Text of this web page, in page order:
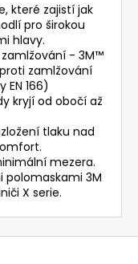
které zajistí jak
pro širokou
hlavy.
- 3M™
zamlžování
166)
kryjí od obočí až
tlaku nad
mezera.
3M
X serie.